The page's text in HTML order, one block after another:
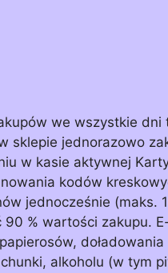
we wszystkie
sklepie jednorazowo
w kasie aktywnej
kodów
jednocześnie (maks.
% wartości zakupu.
alkoholu (w tym